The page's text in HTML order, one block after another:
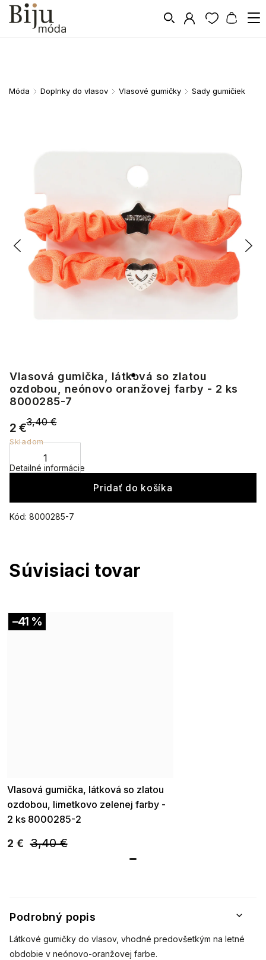
Móda / Doplnky do vlasov / Vlasové gumičky / Sady gumičiek
Vlasová gumička, látková so zlatou
ozdobou, neónovo oranžovej farby - 2 ks
8000285-7
Kód: 8000285-7
3,40 €
2 €
Skladom
Pridať do košíka
Detailné informácie
Podrobný popis
Látkové gumičky do vlasov, vhodné predovšetkým na letné
obdobie v neónovo-oranžovej farbe.
Súvisiaci tovar
Akcia
–41 %
Vlasová gumička, látková so zlatou
ozdobou, limetkovo zelenej farby -
2 ks 8000285-2
3,40 €
2 €